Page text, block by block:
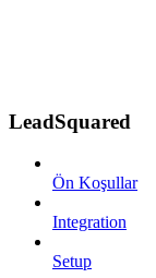
LeadSquared
Ön Koşullar
Integration
Setup